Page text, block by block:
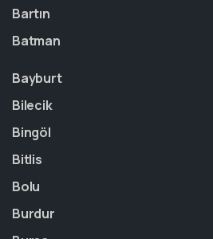
Bartın
Batman
Bayburt
Bilecik
Bingöl
Bitlis
Bolu
Burdur